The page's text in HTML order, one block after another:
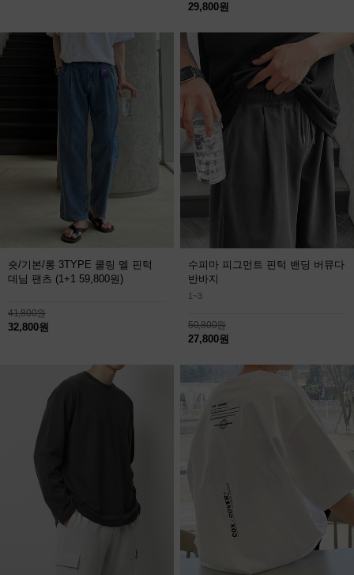
29,800원
숏/기본/롱 3TYPE 쿨링 멜 핀턱
데님 팬츠 (1+1 59,800원)
41,800원
32,800원
수피마 피그먼트 핀턱 밴딩 버뮤다
반바지
1~3
50,800원
27,800원